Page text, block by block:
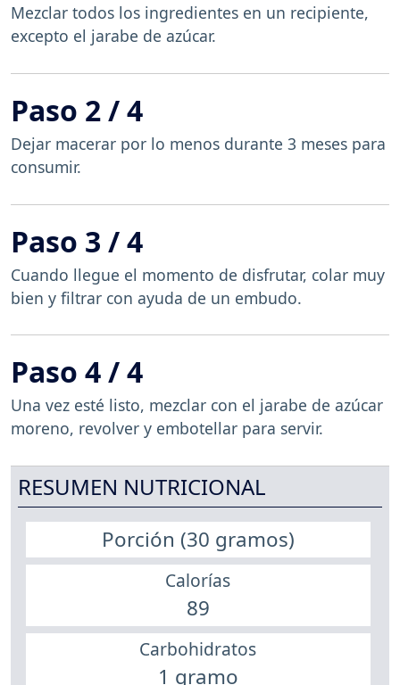
Mezclar todos los ingredientes en un recipiente,
excepto el jarabe de azúcar.
Paso 2 / 4
Dejar macerar por lo menos durante 3 meses para
consumir.
Paso 3 / 4
Cuando llegue el momento de disfrutar, colar muy
bien y filtrar con ayuda de un embudo.
Paso 4 / 4
Una vez esté listo, mezclar con el jarabe de azúcar
moreno, revolver y embotellar para servir.
RESUMEN NUTRICIONAL
Porción (30 gramos)
Calorías
89
Carbohidratos
1 gramo